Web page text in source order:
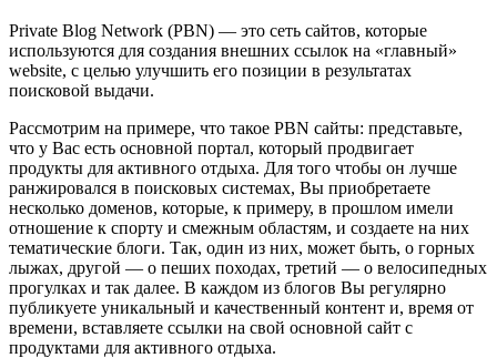
Private Blog Network (PBN) — это сеть сайтов, которые
используются для создания внешних ссылок на «главный»
website, с целью улучшить его позиции в результатах
поисковой выдачи.
Рассмотрим на примере, что такое PBN сайты: представьте,
что у Вас есть основной портал, который продвигает
продукты для активного отдыха. Для того чтобы он лучше
ранжировался в поисковых системах, Вы приобретаете
несколько доменов, которые, к примеру, в прошлом имели
отношение к спорту и смежным областям, и создаете на них
тематические блоги. Так, один из них, может быть, о горных
лыжах, другой — о пеших походах, третий — о велосипедных
прогулках и так далее. В каждом из блогов Вы регулярно
публикуете уникальный и качественный контент и, время от
времени, вставляете ссылки на свой основной сайт с
продуктами для активного отдыха.